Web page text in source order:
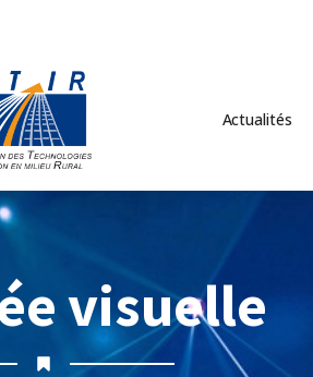
Actualités
visuelle